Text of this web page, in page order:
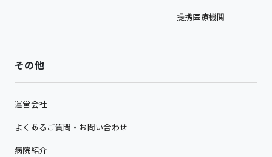
提携医療機関
その他
運営会社
よくあるご質問・お問い合わせ
病院紹介